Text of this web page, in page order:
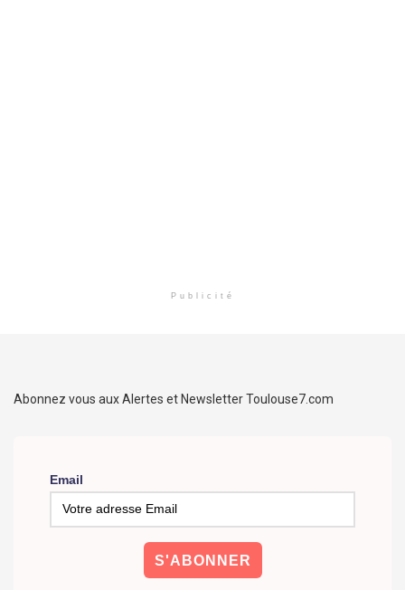
Publicité
Abonnez vous aux Alertes et Newsletter Toulouse7.com
Email